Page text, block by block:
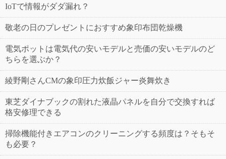
IoTで情報がダダ漏れ？
敬老の日のプレゼントにおすすめ象印布団乾燥機
電気ポットは電気代の安いモデルと売価の安いモデルのど
ちらを選ぶか？
綾野剛さんCMの象印圧力炊飯ジャー炎舞炊き
東芝ダイナブックの割れた液晶パネルを自分で交換すれば
格安修理できる
掃除機能付きエアコンのクリーニングする頻度は？そもそ
も必要？